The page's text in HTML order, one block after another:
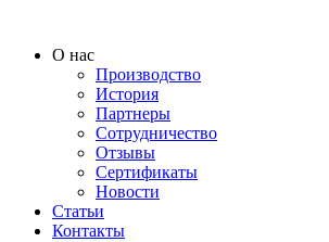
О нас
Производство
История
Партнеры
Сотрудничество
Отзывы
Сертификаты
Новости
Статьи
Контакты